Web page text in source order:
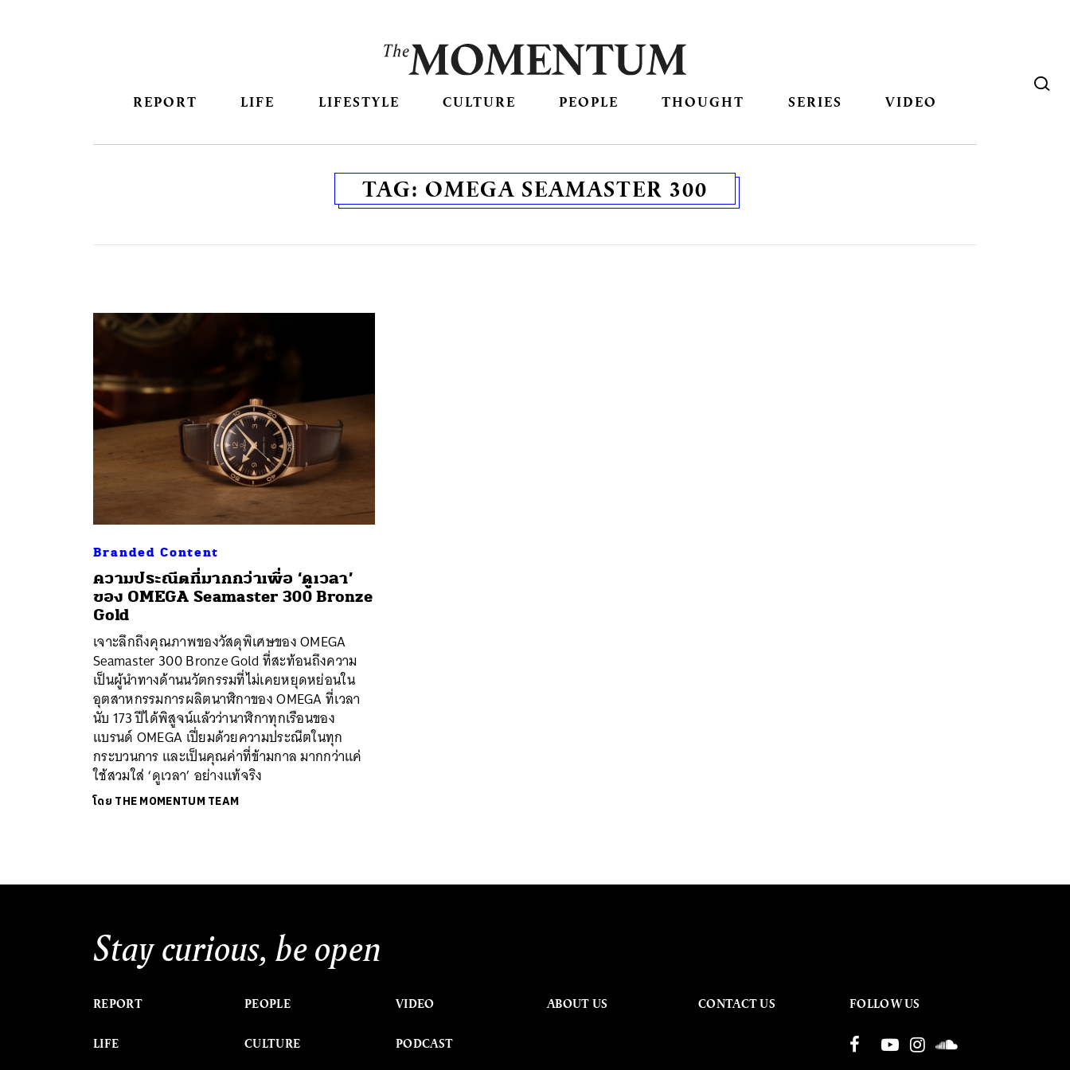
REPORT LIFE LIFESTYLE CULTURE PEOPLE THOUGHT SERIES VIDEO
TAG: OMEGA SEAMASTER 300
Branded Content
ความประณีตที่มากกว่าเพื่อ ‘ดูเวลา’
ของ OMEGA Seamaster 300 Bronze
Gold
เจาะลึกถึงคุณภาพของวัสดุพิเศษของ OMEGA
Seamaster 300 Bronze Gold ที่สะท้อนถึงความ
เป็นผู้นำทางด้านนวัตกรรมที่ไม่เคยหยุดหย่อนใน
อุตสาหกรรมการผลิตนาฬิกาของ OMEGA ที่เวลา
นับ 173 ปีได้พิสูจน์แล้วว่านาฬิกาทุกเรือนของ
แบรนด์ OMEGA เปี่ยมด้วยความประณีตในทุก
กระบวนการ และเป็นคุณค่าที่ข้ามกาล มากกว่าแค่
ใช้สวมใส่ ‘ดูเวลา’ อย่างแท้จริง
โดย THE MOMENTUM TEAM
Stay curious, be open
REPORT
LIFE
PEOPLE
CULTURE
VIDEO
PODCAST
ABOUT US CONTACT US FOLLOW US